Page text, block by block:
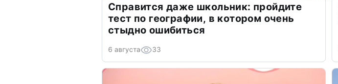
Справится даже школьник: пройдите
тест по географии, в котором очень
стыдно ошибиться
6 августа 33